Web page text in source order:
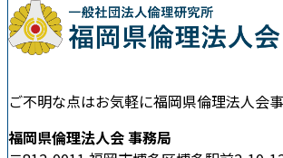
ご不明な点はお気軽に福岡県倫理法人会
福岡県倫理法人会 事務局